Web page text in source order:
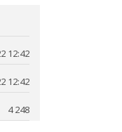
12:42
12:42
4 248